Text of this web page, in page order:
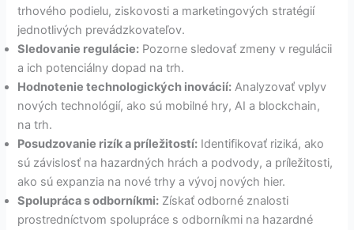
trhového podielu, ziskovosti a marketingových stratégií
jednotlivých prevádzkovateľov.
Sledovanie regulácie: Pozorne sledovať zmeny v regulácii
a ich potenciálny dopad na trh.
Hodnotenie technologických inovácií: Analyzovať vplyv
nových technológií, ako sú mobilné hry, AI a blockchain,
na trh.
Posudzovanie rizík a príležitostí: Identifikovať riziká, ako
sú závislosť na hazardných hrách a podvody, a príležitosti,
ako sú expanzia na nové trhy a vývoj nových hier.
Spolupráca s odborníkmi: Získať odborné znalosti
prostredníctvom spolupráce s odborníkmi na hazardné